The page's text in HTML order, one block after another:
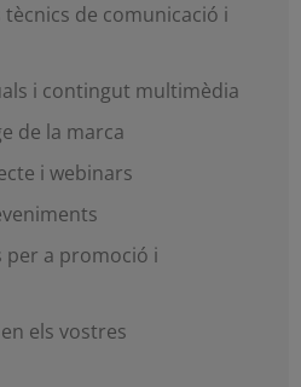
tècnics de comunicació i
i contingut multimèdia
de la marca
i webinars
per a promoció i
els vostres